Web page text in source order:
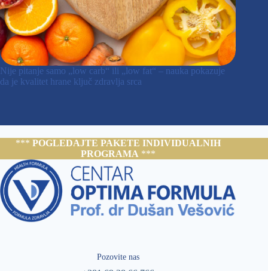
Nije pitanje samo „low carb“ ili „low fat“ – nauka pokazuje
da je kvalitet hrane ključ zdravlja srca
*** POGLEDAJTE PAKETE INDIVIDUALNIH
PROGRAMA ***
Pozovite nas